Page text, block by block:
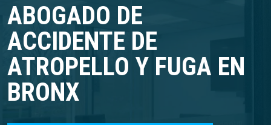
ABOGADO DE
ACCIDENTE DE
ATROPELLO Y FUGA EN
BRONX